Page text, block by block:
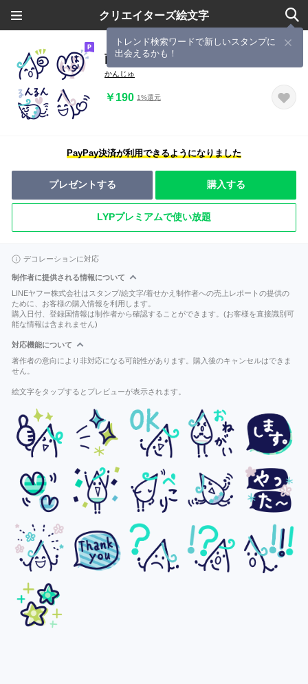
クリエイターズ絵文字
トレンド検索ワードで新しいスタンプに
出会えるかも！
雨だれの夏色
かんじゅ
￥190 1%還元
PayPay決済が利用できるようになりました
プレゼントする 購入する
LYPプレミアムで使い放題
デコレーションに対応
制作者に提供される情報について
LINEヤフー株式会社はスタンプ/絵文字/着せかえ制作者への売上レポートの提供の
ために、お客様の購入情報を利用します。
購入日付、登録国情報は制作者から確認することができます。(お客様を直接識別可
能な情報は含まれません)
対応機能について
著作者の意向により非対応になる可能性があります。購入後のキャンセルはできま
せん。
絵文字をタップするとプレビューが表示されます。